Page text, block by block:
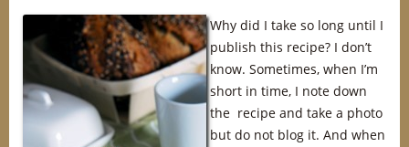
Why did I take so long until I
publish this recipe? I don’t
know. Sometimes, when I’m
short in time, I note down
the recipe and take a photo
but do not blog it. And when